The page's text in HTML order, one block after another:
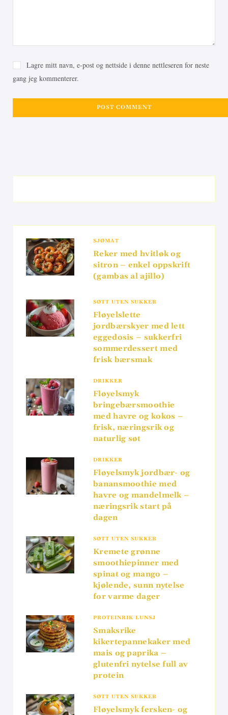
Lagre mitt navn, e-post og nettside i denne nettleseren for neste
gang jeg kommenterer.
SJØMAT
Reker med hvitløk og
sitron – enkel oppskrift
(gambas al ajillo)
SØTT UTEN SUKKER
Fløyelslette
jordbærskyer med lett
eggedosis – sukkerfri
sommerdessert med
frisk bærsmak
DRIKKER
Fløyelsmyk
bringebærsmoothie
med havre og kokos –
frisk, næringsrik og
naturlig søt
DRIKKER
Fløyelsmyk jordbær- og
banansmoothie med
havre og mandelmelk –
næringsrik start på
dagen
SØTT UTEN SUKKER
Kremete grønne
smoothiepinner med
spinat og mango –
kjølende, sunn nytelse
for varme dager
PROTEINRIK LUNSJ
Smaksrike
kikertepannekaker med
mais og paprika –
glutenfri nytelse full av
protein
SØTT UTEN SUKKER
Fløyelsmyk fersken- og